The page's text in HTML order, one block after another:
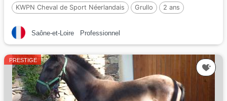
KWPN Cheval de Sport Néerlandais
Grullo
2 ans
Saône-et-Loire
Professionnel
PRESTIGE